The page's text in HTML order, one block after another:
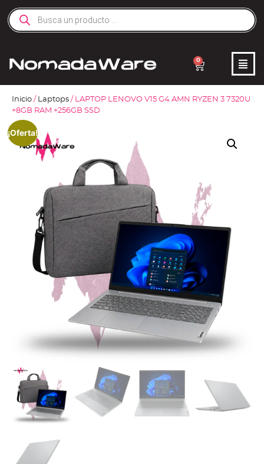
0
Inicio / Laptops / LAPTOP LENOVO V15 G4 AMN RYZEN 3 7320U
+8GB RAM +256GB SSD
¡Oferta!